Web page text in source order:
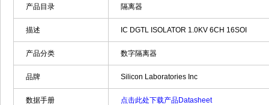
产品目录 隔离器
描述 IC DGTL ISOLATOR 1.0KV 6CH 16SOI
产品分类 数字隔离器
品牌 Silicon Laboratories Inc
数据手册 点击此处下载产品Datasheet